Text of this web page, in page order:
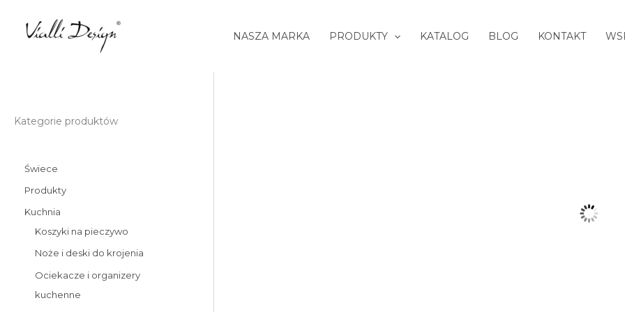
NASZA MARKA PRODUKTY KATALOG BLOG KONTAKT
Kategorie produktów
Świece
Produkty
Kuchnia
Koszyki na pieczywo
Noże i deski do krojenia
Ociekacze i organizery
kuchenne